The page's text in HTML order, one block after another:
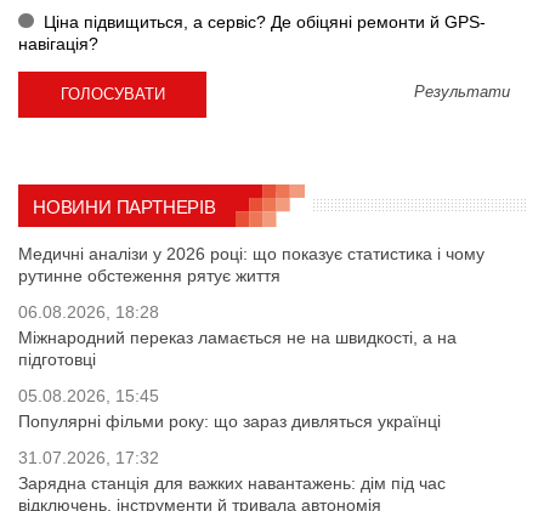
Ціна підвищиться, а сервіс? Де обіцяні ремонти й GPS-
навігація?
Результати
НОВИНИ ПАРТНЕРІВ
Медичні аналізи у 2026 році: що показує статистика і чому
рутинне обстеження рятує життя
06.08.2026, 18:28
Міжнародний переказ ламається не на швидкості, а на
підготовці
05.08.2026, 15:45
Популярні фільми року: що зараз дивляться українці
31.07.2026, 17:32
Зарядна станція для важких навантажень: дім під час
відключень, інструменти й тривала автономія